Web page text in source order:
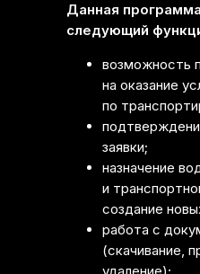
Данная
следующий
возможность
на оказание
по
заявки;
назначение
и
создание
работа с
(скачивание,